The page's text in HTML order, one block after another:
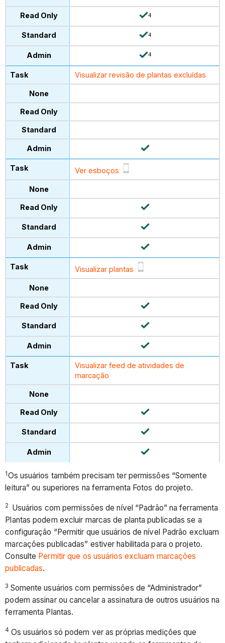
4
4
4
Visualizar revisão de plantas excluídas
Ver esboços
Visualizar plantas
Visualizar feed de atividades de
marcação
1Os usuários também precisam ter permissões “Somente
leitura” ou superiores na ferramenta Fotos do projeto.
2 Usuários com permissões de nível “Padrão” na ferramenta
Plantas podem excluir marcas de planta publicadas se a
configuração “Permitir que usuários de nível Padrão excluam
marcações publicadas” estiver habilitada para o projeto.
Consulte Permitir que os usuários excluam marcações
publicadas.
3 Somente usuários com permissões de “Administrador”
podem assinar ou cancelar a assinatura de outros usuários na
ferramenta Plantas.
4 Os usuários só podem ver as próprias medições que